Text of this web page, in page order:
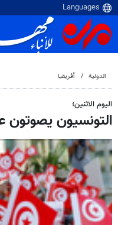
الدولية أفريقيا
اليوم الاثنين؛
التونسيون